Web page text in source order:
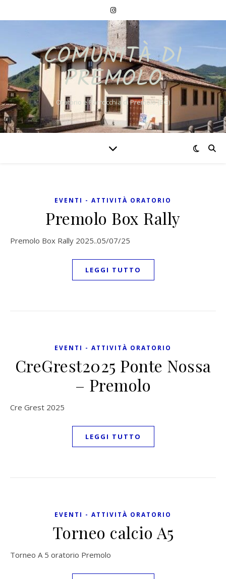
COMUNITÀ DI
PREMOLO
Oratorio e Parrocchia di Premolo (BG)
EVENTI - ATTIVITÀ ORATORIO
Premolo Box Rally
Premolo Box Rally 2025..05/07/25
LEGGI TUTTO
EVENTI - ATTIVITÀ ORATORIO
CreGrest2025 Ponte Nossa
– Premolo
Cre Grest 2025
LEGGI TUTTO
EVENTI - ATTIVITÀ ORATORIO
Torneo calcio A5
Torneo A 5 oratorio Premolo